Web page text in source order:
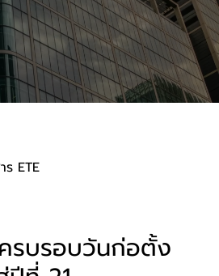
ร ETE
อสังคม
รบรอบวันก่อตั้ง